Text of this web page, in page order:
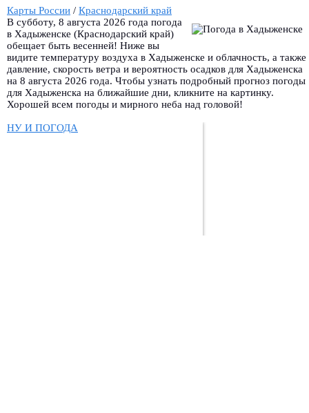
Карты России / Краснодарский край
В субботу, 8 августа 2026 года погода
в Хадыженске (Краснодарский край)
обещает быть весенней! Ниже вы
видите температуру воздуха в Хадыженске и облачность, а также
давление, скорость ветра и вероятность осадков для Хадыженска
на 8 августа 2026 года. Чтобы узнать подробный прогноз погоды
для Хадыженска на ближайшие дни, кликните на картинку.
Хорошей всем погоды и мирного неба над головой!
НУ И ПОГОДА